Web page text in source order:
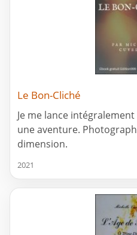
Le Bon-Cliché
Je me lance
une aventure.
dimension.
2021